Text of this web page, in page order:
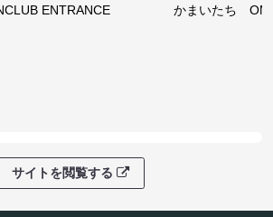
ENTRANCE かまいたち
サイトを閲覧する